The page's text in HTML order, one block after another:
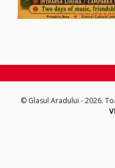
© Glasul Aradului - 2026.